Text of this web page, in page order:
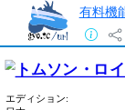
有料機